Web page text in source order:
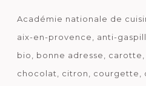
Académie nationale de
aix-en-provence
anti-
bio
bonne adresse carotte
chocolat
citron courgette